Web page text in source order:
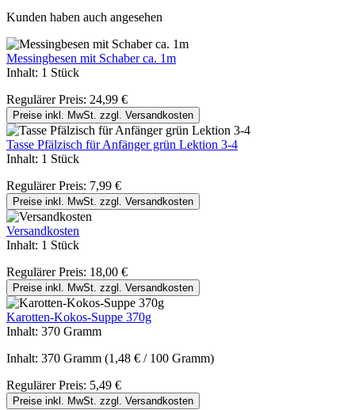
Kunden haben auch angesehen
Messingbesen mit Schaber ca. 1m
Inhalt: 1 Stück
Regulärer Preis: 24,99 €
Preise inkl. MwSt. zzgl. Versandkosten
Tasse Pfälzisch für Anfänger grün Lektion 3-4
Inhalt: 1 Stück
Regulärer Preis: 7,99 €
Preise inkl. MwSt. zzgl. Versandkosten
Versandkosten
Inhalt: 1 Stück
Regulärer Preis: 18,00 €
Preise inkl. MwSt. zzgl. Versandkosten
Karotten-Kokos-Suppe 370g
Inhalt: 370 Gramm
Inhalt: 370 Gramm (1,48 € / 100 Gramm)
Regulärer Preis: 5,49 €
Preise inkl. MwSt. zzgl. Versandkosten